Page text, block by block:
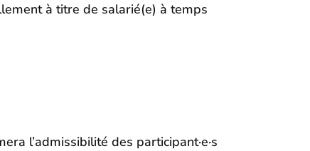
à titre de salarié(e) à temps
l’admissibilité des participant·e·s